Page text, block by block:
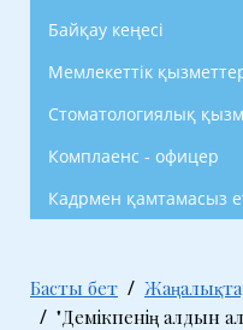
Байқау кеңесі
Мемлекеттік
Стоматологиялық
Комплаенс - офицер
Кадрмен қамтамасыз
Басты бет
"Демікпенің алдын